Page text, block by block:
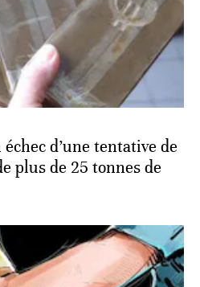
d’une tentative de
plus de 25 tonnes de